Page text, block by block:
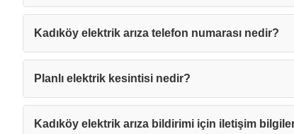
Kadıköy elektrik arıza telefon numarası nedir?
Planlı elektrik kesintisi nedir?
Kadıköy elektrik arıza bildirimi için iletişim